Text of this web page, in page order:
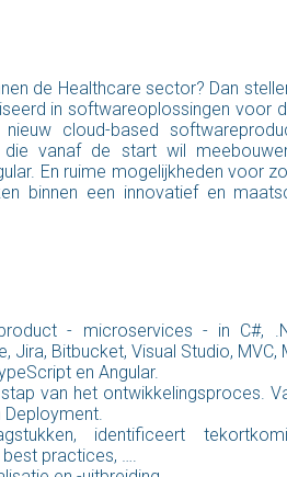
de Healthcare sector? Dan
in softwareoplossingen voor
cloud-based
vanaf de start wil
En ruime mogelijkheden voor
binnen een innovatief en
- microservices - in C#,
Bitbucket, Visual Studio, MVC,
en Angular.
van het ontwikkelingsproces.
Deployment.
identificeert
practices, ….